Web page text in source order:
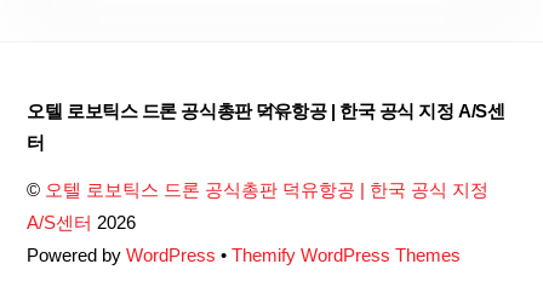
Back
오텔 로보틱스 드론 공식총판 덕유항공 | 한국 공식 지정 A/S센
터
© 오텔 로보틱스 드론 공식총판 덕유항공 | 한국 공식 지정
A/S센터 2026
Powered byWordPress •Themify WordPress Themes